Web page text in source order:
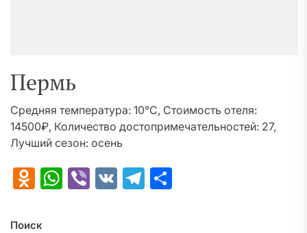
Пермь
Средняя температура: 10°C, Стоимость отеля:
14500₽, Количество достопримечательностей: 27,
Лучший сезон: осень
Odnoklassniki
WhatsApp
Viber
VK Telegram
Поиск